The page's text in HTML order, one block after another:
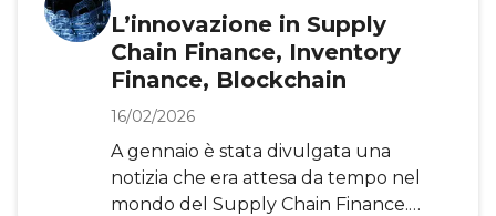
aspetti critici sul piano ambientale,
sociale ed economico. Due di queste
sono la Corporate Sustainability
Reporting Directive (CSRD, (EU)
2022/2464, 2022) e la Corporate
Sustainability Due Diligence Directive
(CS3D, Directive (EU) 2024/1760)&
L’innovazione in Supply
Chain Finance, Inventory
Finance, Blockchain
16/02/2026
A gennaio è stata divulgata una
notizia che era attesa da tempo nel
mondo del Supply Chain Finance.